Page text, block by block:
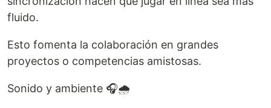
fluido.
Esto fomenta la colaboración en grandes
proyectos o competencias amistosas.
Sonido y ambiente 🎧🌧️